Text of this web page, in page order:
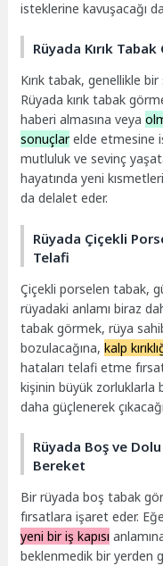
isteklerine kavuşacağı
Rüyada Kırık
Kırık tabak, genellikle
Rüyada kırık tabak
haberi almasına veya
sonuçlarelde etmesine
mutluluk ve sevinç
hayatında yeni
da delalet eder.
Rüyada Çiçekli
Telafi
Çiçekli porselen tabak,
rüyadaki anlamı biraz
tabak görmek, rüya
bozulacağına,kalp
hataları telafi etme
kişinin büyük zorluklarla
daha güçlenerek
Rüyada Boş ve
Bereket
Bir rüyada boş tabak
fırsatlara işaret eder.
yeni bir iş kapısı
beklenmedik bir yerden